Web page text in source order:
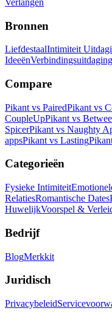
Bronnen
LiefdestaalIntimiteit
IdeeënVerbindingsuitdaging
Compare
Pikant vs PairedPikant vs
CoupleUpPikant vs
SpicerPikant vs Naughty
appsPikant vs Lasting
Categorieën
Fysieke Intimiteit
RelatiesRomantische Dates
HuwelijkVoorspel &
Bedrijf
BlogMerkkit
Juridisch
Privacybeleid